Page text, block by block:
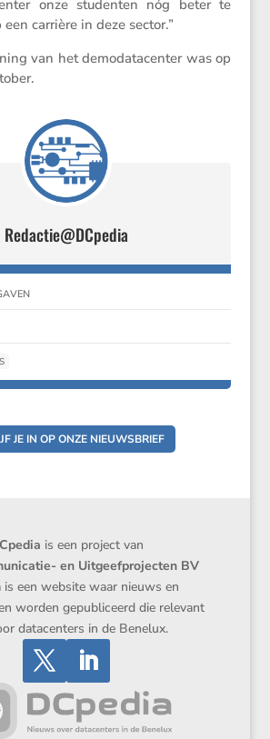
onze studenten nóg beter te
carrière in deze sector.”
van het demoda­ta­center was op
Redactie@DCpedia
JE IN OP ONZE NIEUWSBRIEF
is een project van
en Uitgeefprojecten BV
is een website waar nieuws en
worden gepubliceerd die relevant
datacenters in de Benelux.